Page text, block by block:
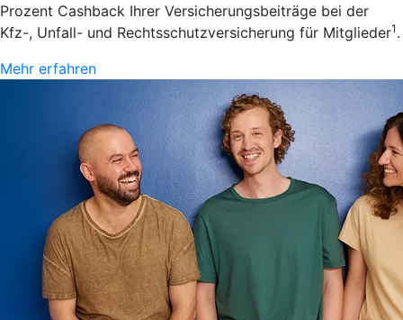
Prozent Cashback Ihrer Versicherungsbeiträge bei der
Kfz-, Unfall- und Rechtsschutzversicherung für Mitglieder1 .
Mehr erfahren